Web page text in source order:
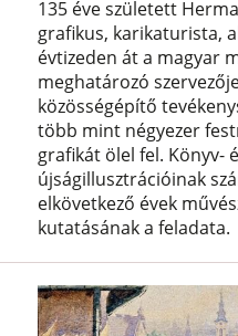
135 éve született
grafikus, karikaturista,
évtizeden át a magyar
meghatározó
közösségépítő
több mint négyezer
grafikát ölel fel. Könyv-
újságillusztrációinak
elkövetkező évek
kutatásának a feladata.